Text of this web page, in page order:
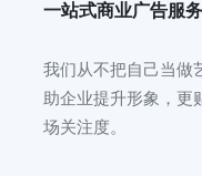
一站式商业广告服
我们从不把自己当做
助企业提升形象，更
场关注度。